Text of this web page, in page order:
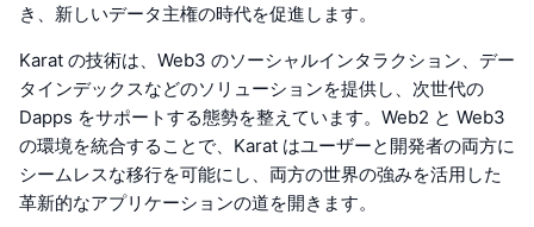
き、新しいデータ主権の時代を促進します。
Karat の技術は、Web3 のソーシャルインタラクション、デー
タインデックスなどのソリューションを提供し、次世代の
Dapps をサポートする態勢を整えています。Web2 と Web3
の環境を統合することで、Karat はユーザーと開発者の両方に
シームレスな移行を可能にし、両方の世界の強みを活用した
革新的なアプリケーションの道を開きます。